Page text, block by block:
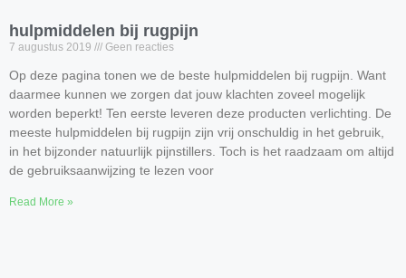
hulpmiddelen bij rugpijn
7 augustus 2019 Geen reacties
Op deze pagina tonen we de beste hulpmiddelen bij rugpijn. Want
daarmee kunnen we zorgen dat jouw klachten zoveel mogelijk
worden beperkt! Ten eerste leveren deze producten verlichting. De
meeste hulpmiddelen bij rugpijn zijn vrij onschuldig in het gebruik,
in het bijzonder natuurlijk pijnstillers. Toch is het raadzaam om altijd
de gebruiksaanwijzing te lezen voor
Read More »